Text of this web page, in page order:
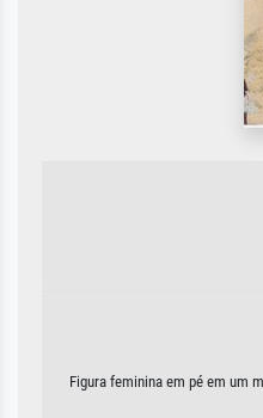
Figura feminina em pé em um